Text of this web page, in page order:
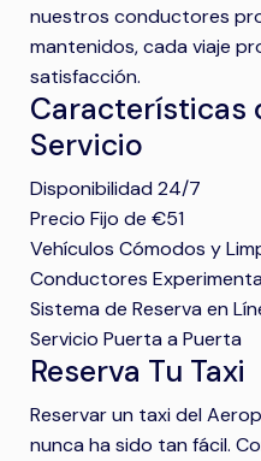
nuestros conductores
mantenidos, cada viaje
satisfacción.
Características
Servicio
Disponibilidad 24/7
Precio Fijo de €51
Vehículos Cómodos y
Conductores
Sistema de Reserva en
Servicio Puerta a Puerta
Reserva Tu Taxi
Reservar un taxi del
nunca ha sido tan fácil.